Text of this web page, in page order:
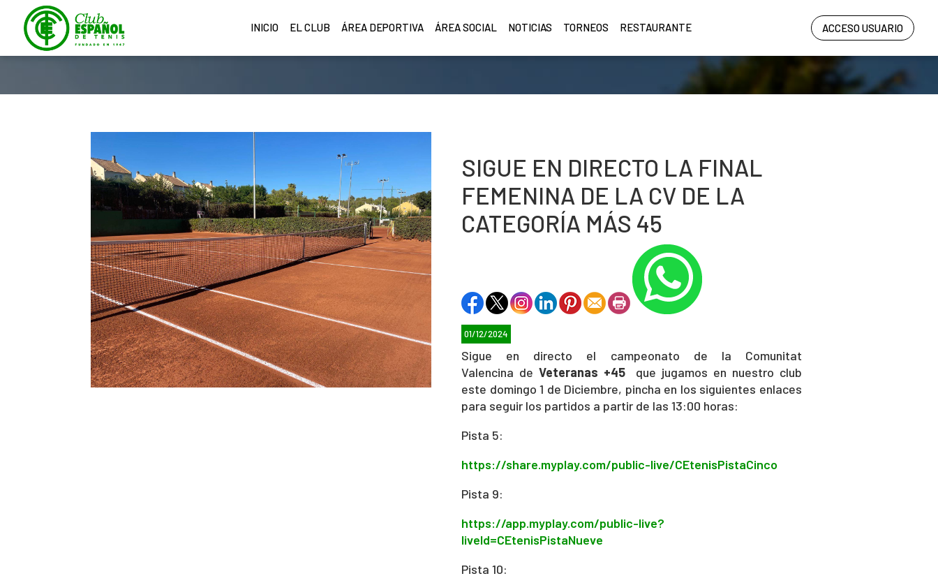
ACCESO USUARIO
INICIO EL CLUB ÁREA DEPORTIVA ÁREA SOCIAL NOTICIAS TORNEOS RESTAURANTE
SIGUE EN DIRECTO LA FINAL
FEMENINA DE LA CV DE LA
CATEGORÍA MÁS 45
01/12/2024
Sigue en directo el campeonato de la Comunitat
Valencina de Veteranas +45
que jugamos en nuestro club
este domingo 1 de Diciembre, pincha en los siguientes enlaces
para seguir los partidos a partir de las 13:00 horas:
Pista 5:
https://share.myplay.com/public-live/CEtenisPistaCinco
Pista 9:
https://app.myplay.com/public-live?
liveId=CEtenisPistaNueve
Pista 10: